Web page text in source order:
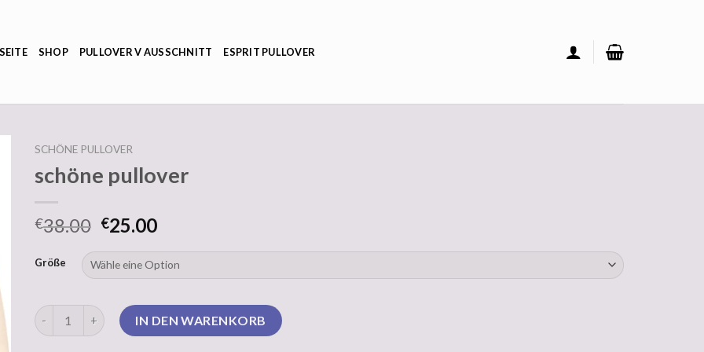
SHOP PULLOVER V AUSSCHNITT ESPRIT PULLOVER
SCHÖNE PULLOVER
schöne pullover
€38.00 €25.00
Größe
schöne pullover MengeIN DEN WARENKORB